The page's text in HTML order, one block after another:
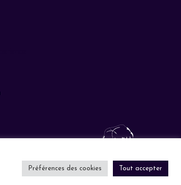
Préférences des cookies Tout accepter